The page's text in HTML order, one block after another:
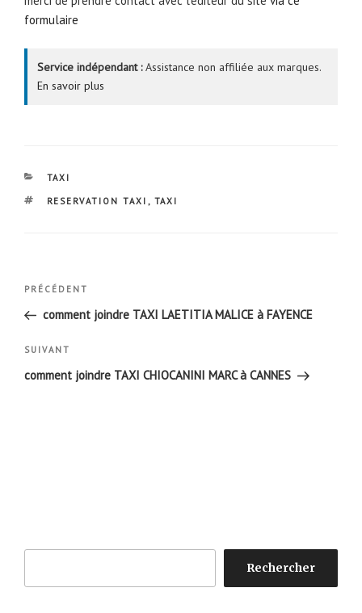
formulaire
Service indépendant :Assistance non affiliée aux marques.
En savoir plus
CATÉGORIES
TAXI
ÉTIQUETTES
RESERVATION TAXI , TAXI
Navigation
l’article
Article
précédent
PRÉCÉDENT
comment joindre TAXI LAETITIA MALICE à FAYENCE
Article
suivant
SUIVANT
comment joindre TAXI CHIOCANINI MARC à CANNES
Rechercher